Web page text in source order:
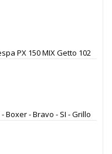
PX 150 MIX Getto 102
Boxer - Bravo - SI - Grillo